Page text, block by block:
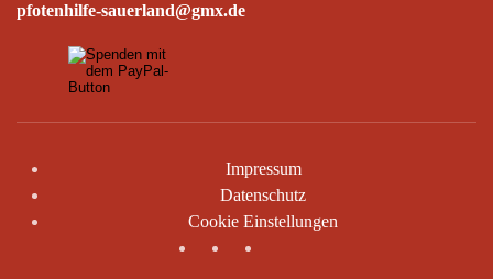
pfotenhilfe-sauerland@gmx.de
Impressum
Datenschutz
Cookie Einstellungen